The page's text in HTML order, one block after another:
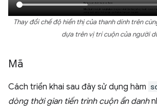
Thay đổi chế độ hiển thị của thanh dính trên
dựa trên vị trí cuộn của người
Mã
Cách triển khai sau đây sử dụng hàm
dòng thời gian tiến trình cuộn ẩn danh